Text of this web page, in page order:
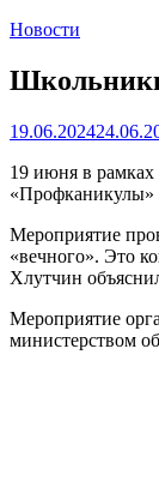
Новости
19.06.2024
19 июня в рамках
«Профканикулы»
Мероприятие
«вечного». Это
Хлутчин
Мероприятие
министерством